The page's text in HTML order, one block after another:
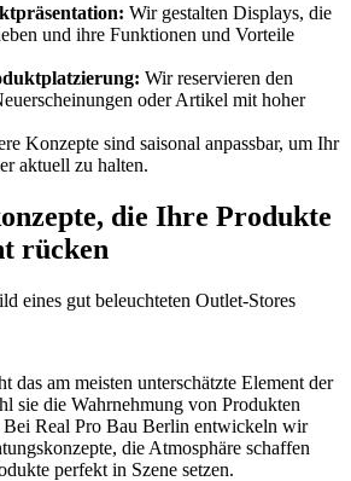
Wir gestalten Displays, die
und ihre Funktionen und Vorteile
Wir reservieren den
oder Artikel mit hoher
Konzepte sind saisonal anpassbar, um Ihr
aktuell zu halten.
die Ihre Produkte
rücken
das am meisten unterschätzte Element der
sie die Wahrnehmung von Produkten
Bei Real Pro Bau Berlin entwickeln wir
die Atmosphäre schaffen
perfekt in Szene setzen.